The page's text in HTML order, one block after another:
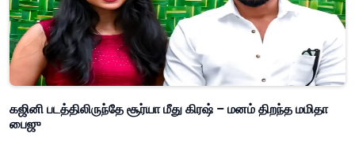
கஜினி படத்திலிருந்தே சூர்யா மீது கிரஷ் – மனம் திறந்த மமிதா
பைஜு